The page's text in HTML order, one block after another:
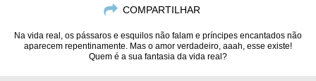
COMPARTILHAR
Na vida real, os pássaros e esquilos não falam e príncipes encantados não
aparecem repentinamente. Mas o amor verdadeiro, aaah, esse existe!
Quem é a sua fantasia da vida real?